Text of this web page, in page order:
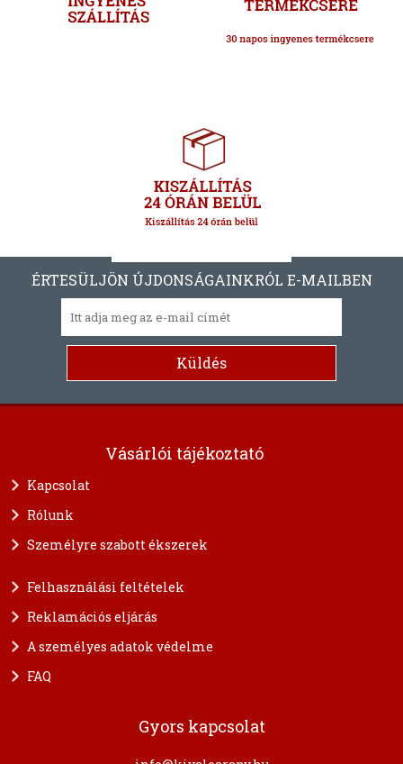
ÉRTESÜLJÖN ÚJDONSÁGAINKRÓL E-MAILBEN
Vásárlói tájékoztató
Kapcsolat
Rólunk
Személyre szabott ékszerek
Felhasználási feltételek
Reklamációs eljárás
A személyes adatok védelme
FAQ
Gyors kapcsolat